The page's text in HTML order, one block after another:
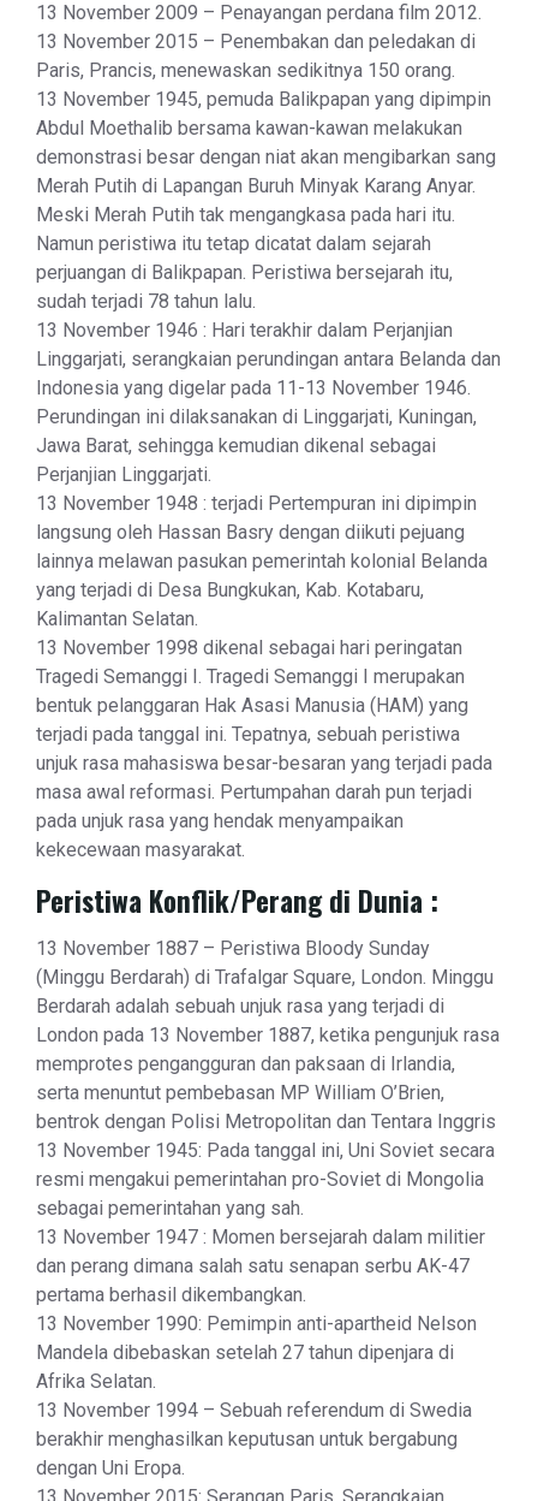
13 November 2009 – Penayangan perdana film 2012.
13 November 2015 – Penembakan dan peledakan di
Paris, Prancis, menewaskan sedikitnya 150 orang.
13 November 1945, pemuda Balikpapan yang dipimpin
Abdul Moethalib bersama kawan-kawan melakukan
demonstrasi besar dengan niat akan mengibarkan sang
Merah Putih di Lapangan Buruh Minyak Karang Anyar.
Meski Merah Putih tak mengangkasa pada hari itu.
Namun peristiwa itu tetap dicatat dalam sejarah
perjuangan di Balikpapan. Peristiwa bersejarah itu,
sudah terjadi 78 tahun lalu.
13 November 1946 : Hari terakhir dalam Perjanjian
Linggarjati, serangkaian perundingan antara Belanda dan
Indonesia yang digelar pada 11-13 November 1946.
Perundingan ini dilaksanakan di Linggarjati, Kuningan,
Jawa Barat, sehingga kemudian dikenal sebagai
Perjanjian Linggarjati.
13 November 1948 : terjadi Pertempuran ini dipimpin
langsung oleh Hassan Basry dengan diikuti pejuang
lainnya melawan pasukan pemerintah kolonial Belanda
yang terjadi di Desa Bungkukan, Kab. Kotabaru,
Kalimantan Selatan.
13 November 1998 dikenal sebagai hari peringatan
Tragedi Semanggi I. Tragedi Semanggi I merupakan
bentuk pelanggaran Hak Asasi Manusia (HAM) yang
terjadi pada tanggal ini. Tepatnya, sebuah peristiwa
unjuk rasa mahasiswa besar-besaran yang terjadi pada
masa awal reformasi. Pertumpahan darah pun terjadi
pada unjuk rasa yang hendak menyampaikan
kekecewaan masyarakat.
Peristiwa Konflik/Perang di Dunia :
13 November 1887 – Peristiwa Bloody Sunday
(Minggu Berdarah) di Trafalgar Square, London. Minggu
Berdarah adalah sebuah unjuk rasa yang terjadi di
London pada 13 November 1887, ketika pengunjuk rasa
memprotes pengangguran dan paksaan di Irlandia,
serta menuntut pembebasan MP William O’Brien,
bentrok dengan Polisi Metropolitan dan Tentara Inggris
13 November 1945: Pada tanggal ini, Uni Soviet secara
resmi mengakui pemerintahan pro-Soviet di Mongolia
sebagai pemerintahan yang sah.
13 November 1947 : Momen bersejarah dalam militier
dan perang dimana salah satu senapan serbu AK-47
pertama berhasil dikembangkan.
13 November 1990: Pemimpin anti-apartheid Nelson
Mandela dibebaskan setelah 27 tahun dipenjara di
Afrika Selatan.
13 November 1994 – Sebuah referendum di Swedia
berakhir menghasilkan keputusan untuk bergabung
dengan Uni Eropa.